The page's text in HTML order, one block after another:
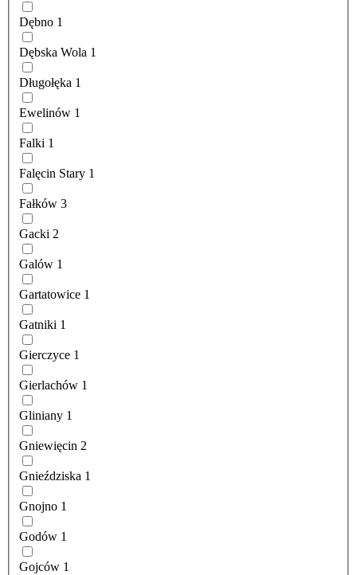
Dębno 1
Dębska Wola 1
Długołęka 1
Ewelinów 1
Falki 1
Falęcin Stary 1
Fałków 3
Gacki 2
Galów 1
Gartatowice 1
Gatniki 1
Gierczyce 1
Gierlachów 1
Gliniany 1
Gniewięcin 2
Gnieździska 1
Gnojno 1
Godów 1
Gojców 1